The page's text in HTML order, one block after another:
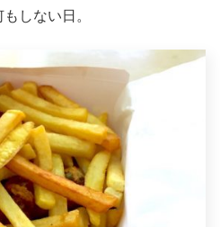
しない日。